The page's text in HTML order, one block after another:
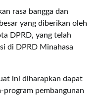
rasa bangga dan
yang diberikan oleh
DPRD, yang telah
di DPRD Minahasa
ini diharapkan dapat
program pembangunan